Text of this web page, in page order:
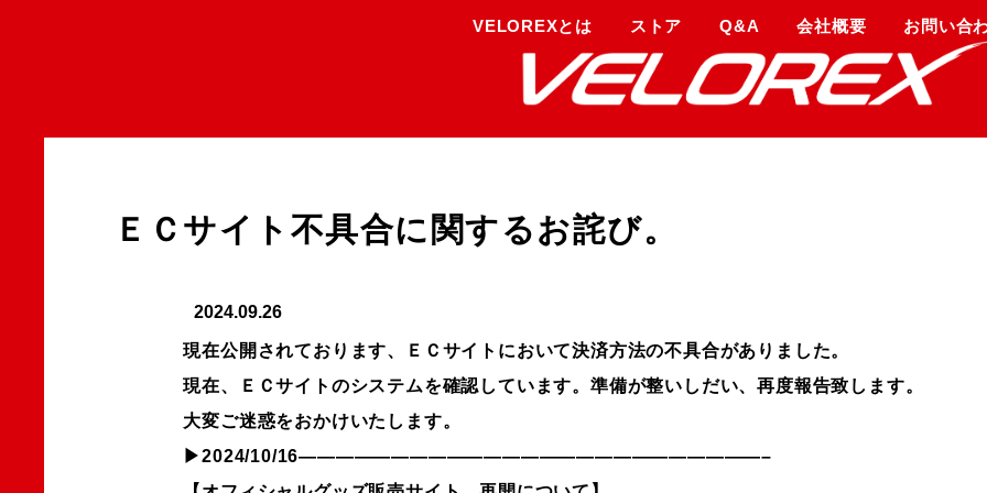
VELOREXとは ストア Q&A 会社概要 お問い合
ＥＣサイト不具合に関するお詫び。
2024.09.26
現在公開されております、ＥＣサイトにおいて決済方法の不具合がありました。
現在、ＥＣサイトのシステムを確認しています。準備が整いしだい、再度報告致します。
大変ご迷惑をおかけいたします。
▶2024/10/16—————————————————————————–